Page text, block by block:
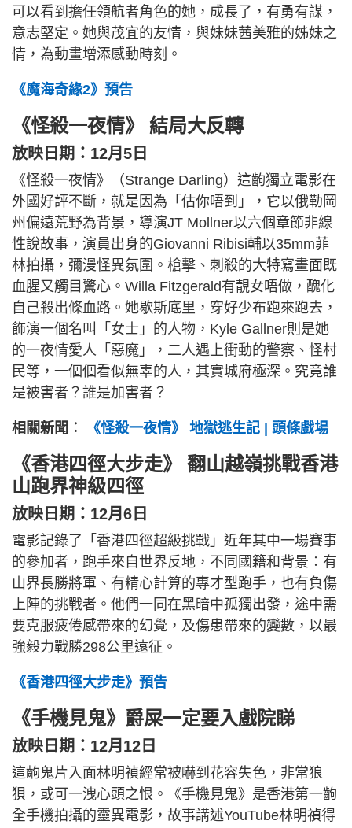
可以看到擔任領航者角色的她，成長了，有勇有謀，
意志堅定。她與茂宜的友情，與妹妹茜美雅的姊妹之
情，為動畫增添感動時刻。
《魔海奇緣2》預告
《怪殺一夜情》 結局大反轉
放映日期：12月5日
《怪殺一夜情》（Strange Darling）這齣獨立電影在
外國好評不斷，就是因為「估你唔到」，它以俄勒岡
州偏遠荒野為背景，導演JT Mollner以六個章節非線
性說故事，演員出身的Giovanni Ribisi輔以35mm菲
林拍攝，彌漫怪異氛圍。槍擊、刺殺的大特寫畫面既
血腥又觸目驚心。Willa Fitzgerald有靚女唔做，醜化
自己殺出條血路。她歇斯底里，穿好少布跑來跑去，
飾演一個名叫「女士」的人物，Kyle Gallner則是她
的一夜情愛人「惡魔」，二人遇上衝動的警察、怪村
民等，一個個看似無辜的人，其實城府極深。究竟誰
是被害者？誰是加害者？
相關新聞︰ 《怪殺一夜情》 地獄逃生記 | 頭條戲場
《香港四徑大步走》 翻山越嶺挑戰香港
山跑界神級四徑
放映日期：12月6日
電影記錄了「香港四徑超級挑戰」近年其中一場賽事
的參加者，跑手來自世界反地，不同國籍和背景︰有
山界長勝將軍、有精心計算的專才型跑手，也有負傷
上陣的挑戰者。他們一同在黑暗中孤獨出發，途中需
要克服疲倦感帶來的幻覺，及傷患帶來的變數，以最
強毅力戰勝298公里遠征。
《香港四徑大步走》預告
《手機見鬼》爵屎一定要入戲院睇
放映日期：12月12日
這齣鬼片入面林明禎經常被嚇到花容失色，非常狼
狽，或可一洩心頭之恨。《手機見鬼》是香港第一齣
全手機拍攝的靈異電影，故事講述YouTube林明禎得